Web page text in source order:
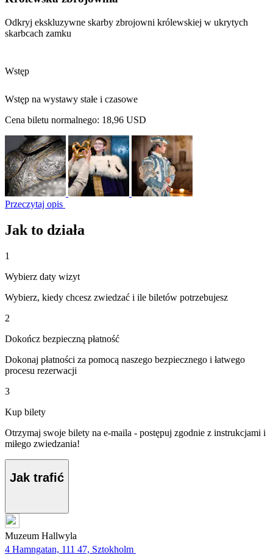
Odkryj ekskluzywne skarby zbrojowni królewskiej w ukrytych
skarbcach zamku
Wstęp
Wstęp na wystawy stałe i czasowe
Cena biletu normalnego: 18,96 USD
Przeczytaj opis
Jak to działa
1
Wybierz daty wizyt
Wybierz, kiedy chcesz zwiedzać i ile biletów potrzebujesz
2
Dokończ bezpieczną płatność
Dokonaj płatności za pomocą naszego bezpiecznego i łatwego
procesu rezerwacji
3
Kup bilety
Otrzymaj swoje bilety na e-maila - postępuj zgodnie z instrukcjami i
miłego zwiedzania!
Jak trafić
Muzeum Hallwyla
4 Hamngatan, 111 47, Sztokholm